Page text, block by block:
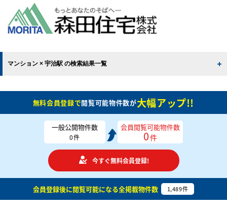
マンション × 宇治駅 の検索結果一覧
無料会員登録で閲覧可能物件数が大幅アップ!!
一般公開物件数
0件
会員閲覧可能物件数
0件
今すぐ無料会員登録!
会員登録後に閲覧可能になる全掲載物件数 1,489件